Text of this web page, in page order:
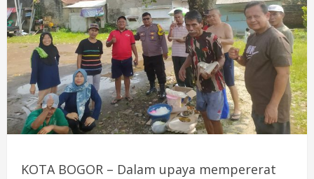
KOTA BOGOR – Dalam upaya mempererat